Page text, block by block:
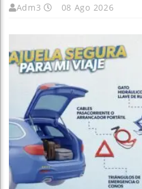
Adm3 08 Ago 2026